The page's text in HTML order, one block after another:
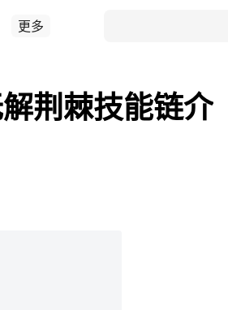
更多
荆棘技能链介